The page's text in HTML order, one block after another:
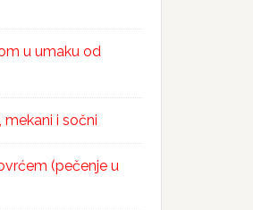
u umaku od
i sočni
(pečenje u